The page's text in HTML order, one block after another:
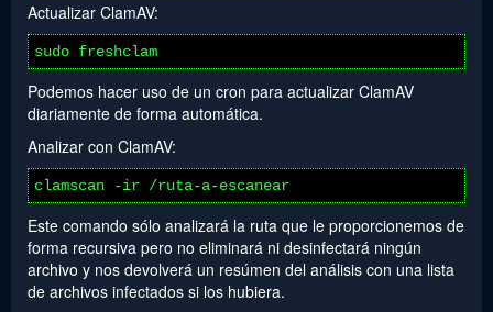
Actualizar ClamAV:
sudo freshclam
Podemos hacer uso de un cron para actualizar ClamAV
diariamente de forma automática.
Analizar con ClamAV:
clamscan -ir /ruta-a-escanear
Este comando sólo analizará la ruta que le proporcionemos de
forma recursiva pero no eliminará ni desinfectará ningún
archivo y nos devolverá un resúmen del análisis con una lista
de archivos infectados si los hubiera.